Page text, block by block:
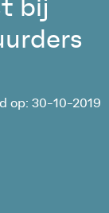
bij
op: 30-10-2019